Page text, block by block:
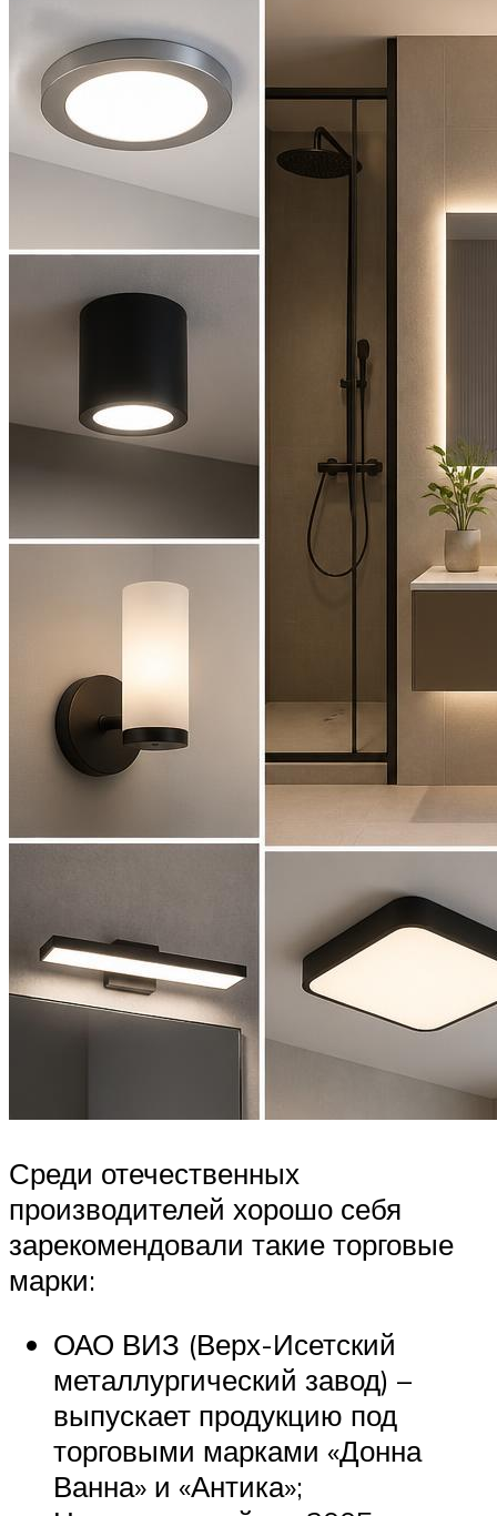
Среди отечественных
производителей хорошо себя
зарекомендовали такие торговые
марки:
ОАО ВИЗ (Верх-Исетский
металлургический завод) –
выпускает продукцию под
торговыми марками «Донна
Ванна» и «Антика»;